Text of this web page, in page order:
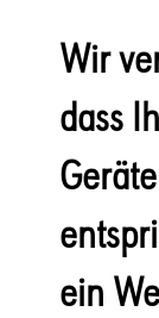
Wir
dass
ein